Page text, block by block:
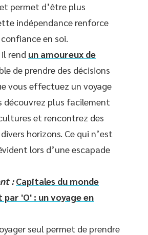
permet d’être plus
indépendance renforce
en soi.
rend un amoureux de
de prendre des décisions
vous effectuez un voyage
découvrez plus facilement
et rencontrez des
horizons. Ce qui n’est
lors d’une escapade
: Capitales du monde
'O' : un voyage en
seul permet de prendre